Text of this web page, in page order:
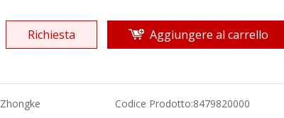
Richiesta Aggiungere al carrello
Zhongke Codice Prodotto:8479820000